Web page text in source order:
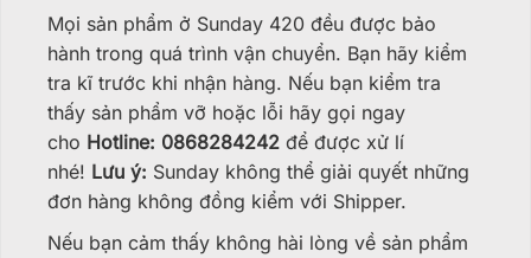
Mọi sản phẩm ở Sunday 420 đều được bảo
hành trong quá trình vận chuyển. Bạn hãy kiểm
tra kĩ trước khi nhận hàng. Nếu bạn kiểm tra
thấy sản phẩm vỡ hoặc lỗi hãy gọi ngay
cho Hotline: 0868284242 để được xử lí
nhé! Lưu ý: Sunday không thể giải quyết những
đơn hàng không đồng kiểm với Shipper.
Nếu bạn cảm thấy không hài lòng về sản phẩm